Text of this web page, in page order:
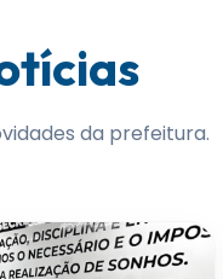
da prefeitura.